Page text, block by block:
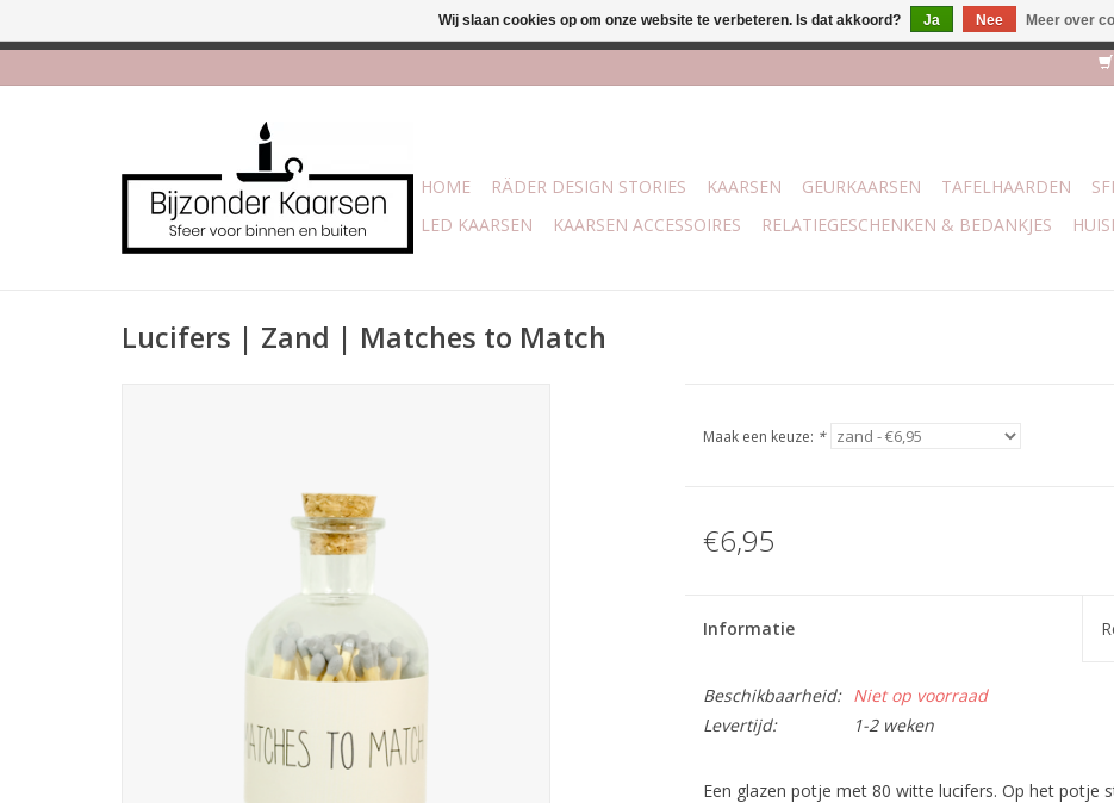
HOME RÄDER DESIGN STORIES KAARSEN GEURKAARSEN TAFELHAARDEN
LED KAARSEN
KAARSEN ACCESSOIRES RELATIEGESCHENKEN & BEDANKJES
Lucifers | Zand | Matches to Match
Maak een keuze: *
€6,95
Informatie
Beschikbaarheid:
Niet op voorraad
Levertijd:
1-2 weken
Een glazen potje met 80 witte lucifers. Op het potje
Wij slaan cookies op om onze website te verbeteren. Is dat akkoord? Ja Nee Meer over
Afhalen is mogelijk bij Trotz Woon & Cadeau | Belvederelaan 107 Zwolle | boven de 70 euro